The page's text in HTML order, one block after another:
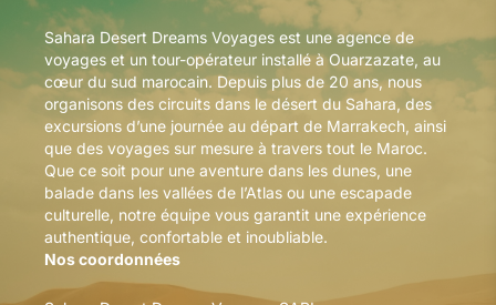
Sahara Desert Dreams Voyages est une agence de
voyages et un tour-opérateur installé à Ouarzazate, au
cœur du sud marocain. Depuis plus de 20 ans, nous
organisons des circuits dans le désert du Sahara, des
excursions d’une journée au départ de Marrakech, ainsi
que des voyages sur mesure à travers tout le Maroc.
Que ce soit pour une aventure dans les dunes, une
balade dans les vallées de l’Atlas ou une escapade
culturelle, notre équipe vous garantit une expérience
authentique, confortable et inoubliable.
Nos coordonnées